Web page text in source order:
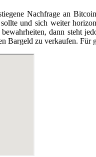
Nachfrage an
sollte und sich weiter
dann steht
zu verkaufen. Für